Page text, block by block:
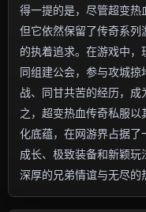
得一提的是，尽管超变热
但它依然保留了传奇系
的执着追求。在游戏中
同组建公会，参与攻城
战、同甘共苦的经历，
之，超变热血传奇私服
化底蕴，在网游界占据
成长、极致装备和新颖
深厚的兄弟情谊与无尽的